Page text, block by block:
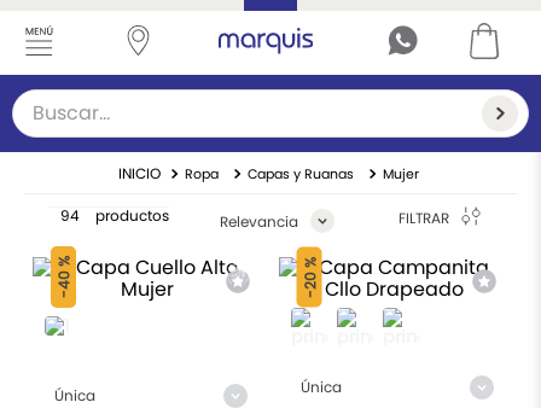
Buscar...
Ropa Capas y Ruanas Mujer
94 productos Relevancia FILTRAR
40 %
Única
-
20 %
Única
TÉRMINOS MÁS BUSCADOS
cárdigan
2.
3.
sueteres
4.